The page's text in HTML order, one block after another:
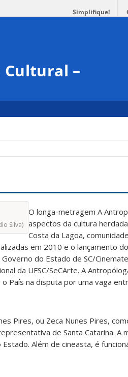
Simplifique!
–
Silva)
O longa-metragem A
aspectos da cultura
Costa da Lagoa,
em 2010 e o lançamento
do Estado de SC/
da UFSC/SeCArte. A
País na disputa por uma vaga
Pires, ou Zeca Nunes Pires,
de Santa Catarina. A
Além de cineasta, é